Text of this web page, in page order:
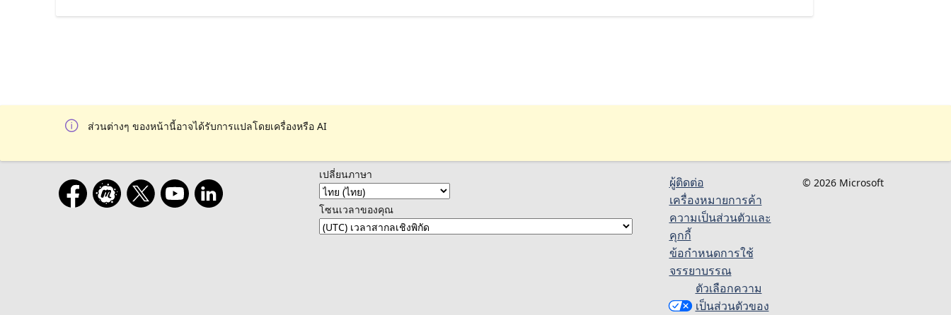
ส่วนต่างๆ ของหน้านี้อาจได้รับการแปลโดยเครื่องหรือ AI
เปลี่ยนภาษา
โซนเวลาของคุณ
ผู้ติดต่อ
เครื่องหมายการค้า
ความเป็นส่วนตัวและ
คุกกี้
ข้อกำหนดการใช้
จรรยาบรรณ
ตัวเลือกความ
เป็นส่วนตัวของ
© 2026 Microsoft